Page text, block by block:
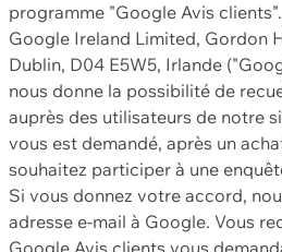
programme "Google Avis
Google Ireland Limited, Gordon
Dublin, D04 E5W5, Irlande
nous donne la possibilité de
auprès des utilisateurs de notre
vous est demandé, après un
souhaitez participer à une
Si vous donnez votre accord,
adresse e-mail à Google. Vous